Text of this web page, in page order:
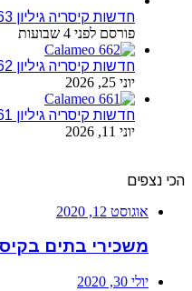
חדשות קיסריה גיליון 663
פורסם לפני 4 שבועות
חדשות קיסריה גיליון 662
יוני 25, 2026
חדשות קיסריה גיליון 661
יוני 11, 2026
הכי נצפים
אוגוסט 12, 2020
משכירי בתים
יולי 30, 2020